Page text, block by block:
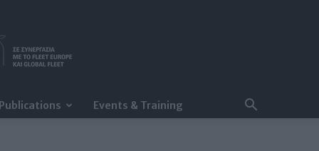
Publications Events & Training